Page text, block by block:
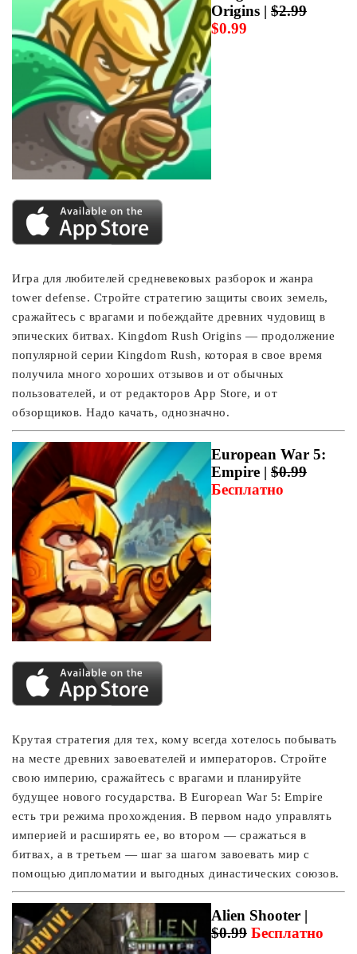
Origins | $2.99
$0.99
Игра для любителей средневековых разборок и жанра
tower defense. Стройте стратегию защиты своих земель,
сражайтесь с врагами и побеждайте древних чудовищ в
эпических битвах. Kingdom Rush Origins — продолжение
популярной серии Kingdom Rush, которая в свое время
получила много хороших отзывов и от обычных
пользователей, и от редакторов App Store, и от
обзорщиков. Надо качать, однозначно.
European War 5:
Empire | $0.99
Бесплатно
Крутая стратегия для тех, кому всегда хотелось побывать
на месте древних завоевателей и императоров. Стройте
свою империю, сражайтесь с врагами и планируйте
будущее нового государства. В European War 5: Empire
есть три режима прохождения. В первом надо управлять
империей и расширять ее, во втором — сражаться в
битвах, а в третьем — шаг за шагом завоевать мир с
помощью дипломатии и выгодных династических союзов.
Alien Shooter |
$0.99 Бесплатно